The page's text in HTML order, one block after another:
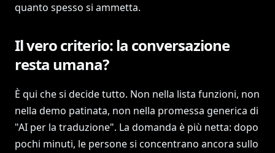
quanto spesso si ammetta.
Il vero criterio: la conversazione
resta umana?
È qui che si decide tutto. Non nella lista funzioni, non
nella demo patinata, non nella promessa generica di
"AI per la traduzione". La domanda è più netta: dopo
pochi minuti, le persone si concentrano ancora sullo